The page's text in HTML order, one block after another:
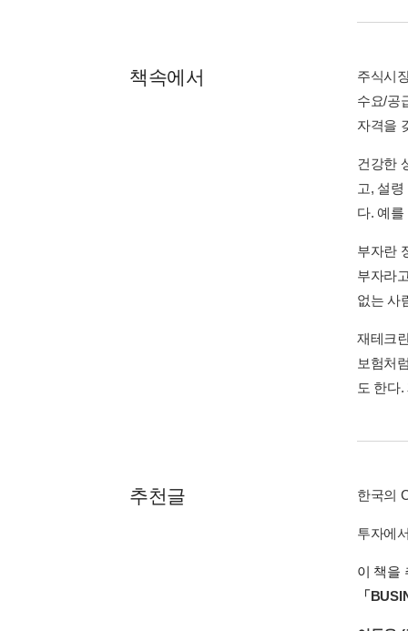
책속에서
주식시
수요/공
자격을
건강한
고, 설
다. 예
부자란
부자라
없는 사
재테크
보험처
도 한다
추천글 한국의
투자에
이 책을
「